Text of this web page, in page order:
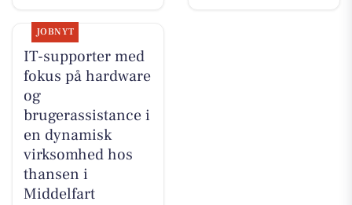
JOBNYT
IT-supporter med
fokus på hardware
og
brugerassistance i
en dynamisk
virksomhed hos
thansen i
Middelfart